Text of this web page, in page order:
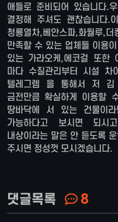
애들로 준비되어 있습니다.
결정해 주셔도 괜찮습니다
청룡열차,베안스파,화월루,
만족할 수 있는 업체들 이용
있는 가라오케,에코걸 또한
마다 수질관리부터 시설 차
텔레그렘 을 통해서 저 김
금전만큼 확실하게 이용할
땅바닥에 서 있는 건물이
가능하다고 보시면 되시
내상이라는 말은 안 듣도록
주시면 정성껏 모시겠습니다.
댓글목록 8